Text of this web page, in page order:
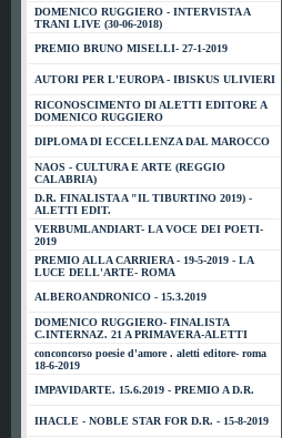
DOMENICO RUGGIERO - INTERVISTA A
TRANI LIVE (30-06-2018)
PREMIO BRUNO MISELLI- 27-1-2019
AUTORI PER L'EUROPA - IBISKUS ULIVIERI
RICONOSCIMENTO DI ALETTI EDITORE A
DOMENICO RUGGIERO
DIPLOMA DI ECCELLENZA DAL MAROCCO
NAOS - CULTURA E ARTE (REGGIO
CALABRIA)
D.R. FINALISTA A "IL TIBURTINO 2019) -
ALETTI EDIT.
VERBUMLANDIART- LA VOCE DEI POETI-
2019
PREMIO ALLA CARRIERA - 19-5-2019 - LA
LUCE DELL'ARTE- ROMA
ALBEROANDRONICO - 15.3.2019
DOMENICO RUGGIERO- FINALISTA
C.INTERNAZ. 21 A PRIMAVERA-ALETTI
conconcorso poesie d'amore . aletti editore- roma
18-6-2019
IMPAVIDARTE. 15.6.2019 - PREMIO A D.R.
IHACLE - NOBLE STAR FOR D.R. - 15-8-2019